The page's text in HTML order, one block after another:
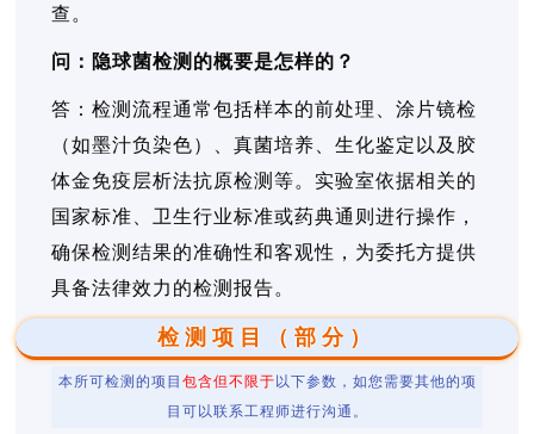
查。
问：隐球菌检测的概要是怎样的？
答：检测流程通常包括样本的前处理、涂片镜检
（如墨汁负染色）、真菌培养、生化鉴定以及胶
体金免疫层析法抗原检测等。实验室依据相关的
国家标准、卫生行业标准或药典通则进行操作，
确保检测结果的准确性和客观性，为委托方提供
具备法律效力的检测报告。
检测项目（部分）
本所可检测的项目 包含但不限于 以下参数，如您需要其他的项
目可以联系工程师进行沟通。